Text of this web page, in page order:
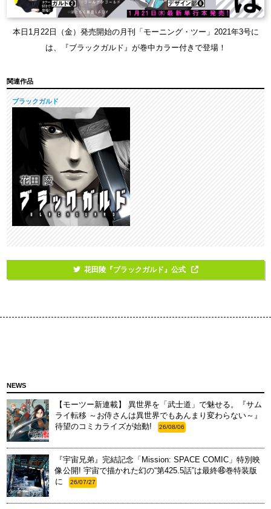
本日1月22日（金）発売開始の月刊「モーニング・ツー」2021年3号に
は、『ブラックガルド』が巻中カラー付きで登場！
関連作品
ブラックガルド
花田陵『ブラックガルド』公式
NEWS
【モーツー新連載】 異世界を「武士道」で魅せる。『サム
ライ転移 ～お侍さんは異世界でもあんまり変わらない～』
待望のコミカライズが始動!
26/08/06
『宇宙兄弟』完結記念「Mission: SPACE COMIC」特別映
像公開! 宇宙で描かれた幻の“第425.5話”は最終㊻巻特装版
に
26/07/27